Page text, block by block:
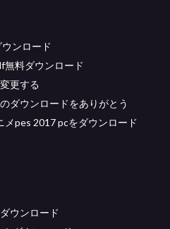
ンロード
無料ダウンロード
更する
ダウンロードをありがとう
pes 2017 pcをダウンロード
ウンロード